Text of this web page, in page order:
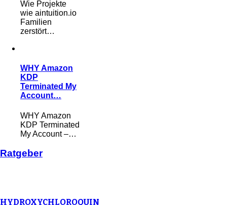
Wie Projekte
wie aintuition.io
Familien
zerstört…
WHY Amazon
KDP
Terminated My
Account…
WHY Amazon
KDP Terminated
My Account –…
Ratgeber
HYDROXYCHLOROQUIN